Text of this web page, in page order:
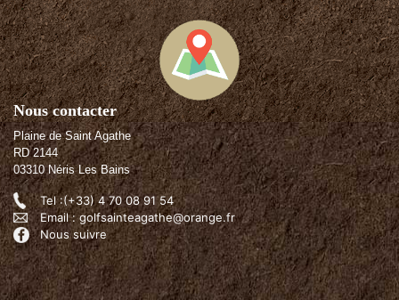
Nous contacter
Plaine de Saint Agathe
RD 2144
03310 Néris Les Bains
Tel :(+33) 4 70 08 91 54
Email : golfsainteagathe@orange.fr
Nous suivre